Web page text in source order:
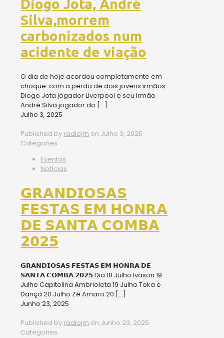
Diogo Jota, André
Silva,morrem
carbonizados num
acidente de viação
O dia de hoje acordou completamente em
choque com a perda de dois jovens irmãos
Diogo Jota jogador Liverpool e seu Irmão
André Silva jogador do […]
Julho 3, 2025
Published by radiojm on Julho 3, 2025
Categories
Eventos
Notícias
𝗚𝗥𝗔𝗡𝗗𝗜𝗢𝗦𝗔𝗦
𝗙𝗘𝗦𝗧𝗔𝗦 𝗘𝗠 𝗛𝗢𝗡𝗥𝗔
𝗗𝗘 𝗦𝗔𝗡𝗧𝗔 𝗖𝗢𝗠𝗕𝗔
𝟮𝟬𝟮𝟱
𝗚𝗥𝗔𝗡𝗗𝗜𝗢𝗦𝗔𝗦 𝗙𝗘𝗦𝗧𝗔𝗦 𝗘𝗠 𝗛𝗢𝗡𝗥𝗔 𝗗𝗘
𝗦𝗔𝗡𝗧𝗔 𝗖𝗢𝗠𝗕𝗔 𝟮𝟬𝟮𝟱 Dia 18 Julho Ivason 19
Julho Capitolina Ambrioleta 19 Julho Toka e
Dança 20 Julho Zé Amaro 20 […]
Junho 23, 2025
Published by radiojm on Junho 23, 2025
Categories